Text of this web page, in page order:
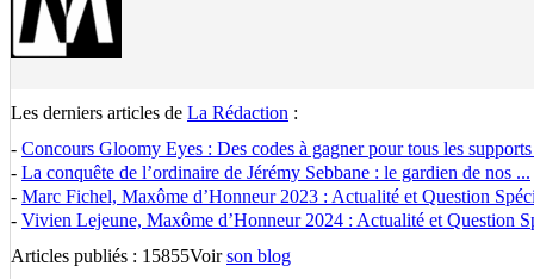
Les derniers articles de La Rédaction :
- Concours Gloomy Eyes : Des codes à gagner pour tous les
- La conquête de l’ordinaire de Jérémy Sebbane : le gardien de nos ...
- Marc Fichel, Maxôme d’Honneur 2023 : Actualité et Question
- Vivien Lejeune, Maxôme d’Honneur 2024 : Actualité et Question
Articles publiés : 15855Voirson blog